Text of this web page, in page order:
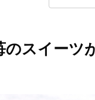
のスイー